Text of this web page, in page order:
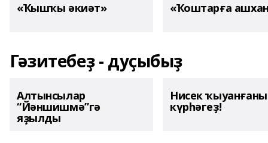
«Ҡышҡы әкиәт» «Ҡоштарға
Гәзитебеҙ - дуҫыбыҙ
Алтынсылар
“Йәншишмә”гә
яҙылды
Нисек
күрһәгеҙ!